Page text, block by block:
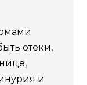
отеки,
и